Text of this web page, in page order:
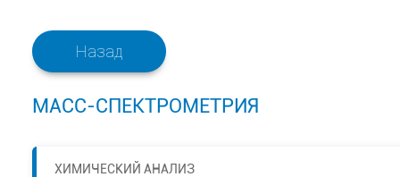
Назад
МАСС-СПЕКТРОМЕТРИЯ
ХИМИЧЕСКИЙ АНАЛИЗ